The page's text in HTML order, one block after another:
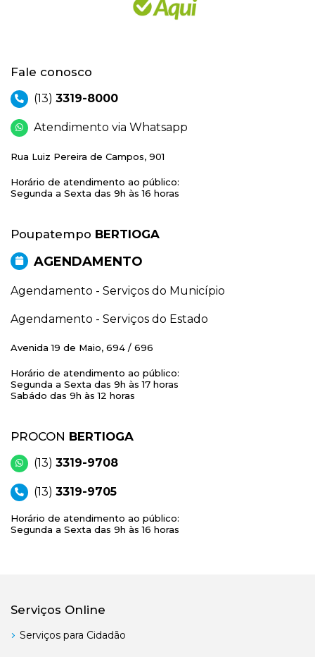
Fale conosco
(13) 3319-8000
Atendimento via Whatsapp
Rua Luiz Pereira de Campos, 901
Horário de atendimento ao público:
Segunda a Sexta das 9h às 16 horas
Poupatempo BERTIOGA
AGENDAMENTO
Agendamento - Serviços do Município
Agendamento - Serviços do Estado
Avenida 19 de Maio, 694 / 696
Horário de atendimento ao público:
Segunda a Sexta das 9h às 17 horas
Sabádo das 9h às 12 horas
PROCON BERTIOGA
(13) 3319-9708
(13) 3319-9705
Horário de atendimento ao público:
Segunda a Sexta das 9h às 16 horas
Serviços Online
Serviços para Cidadão